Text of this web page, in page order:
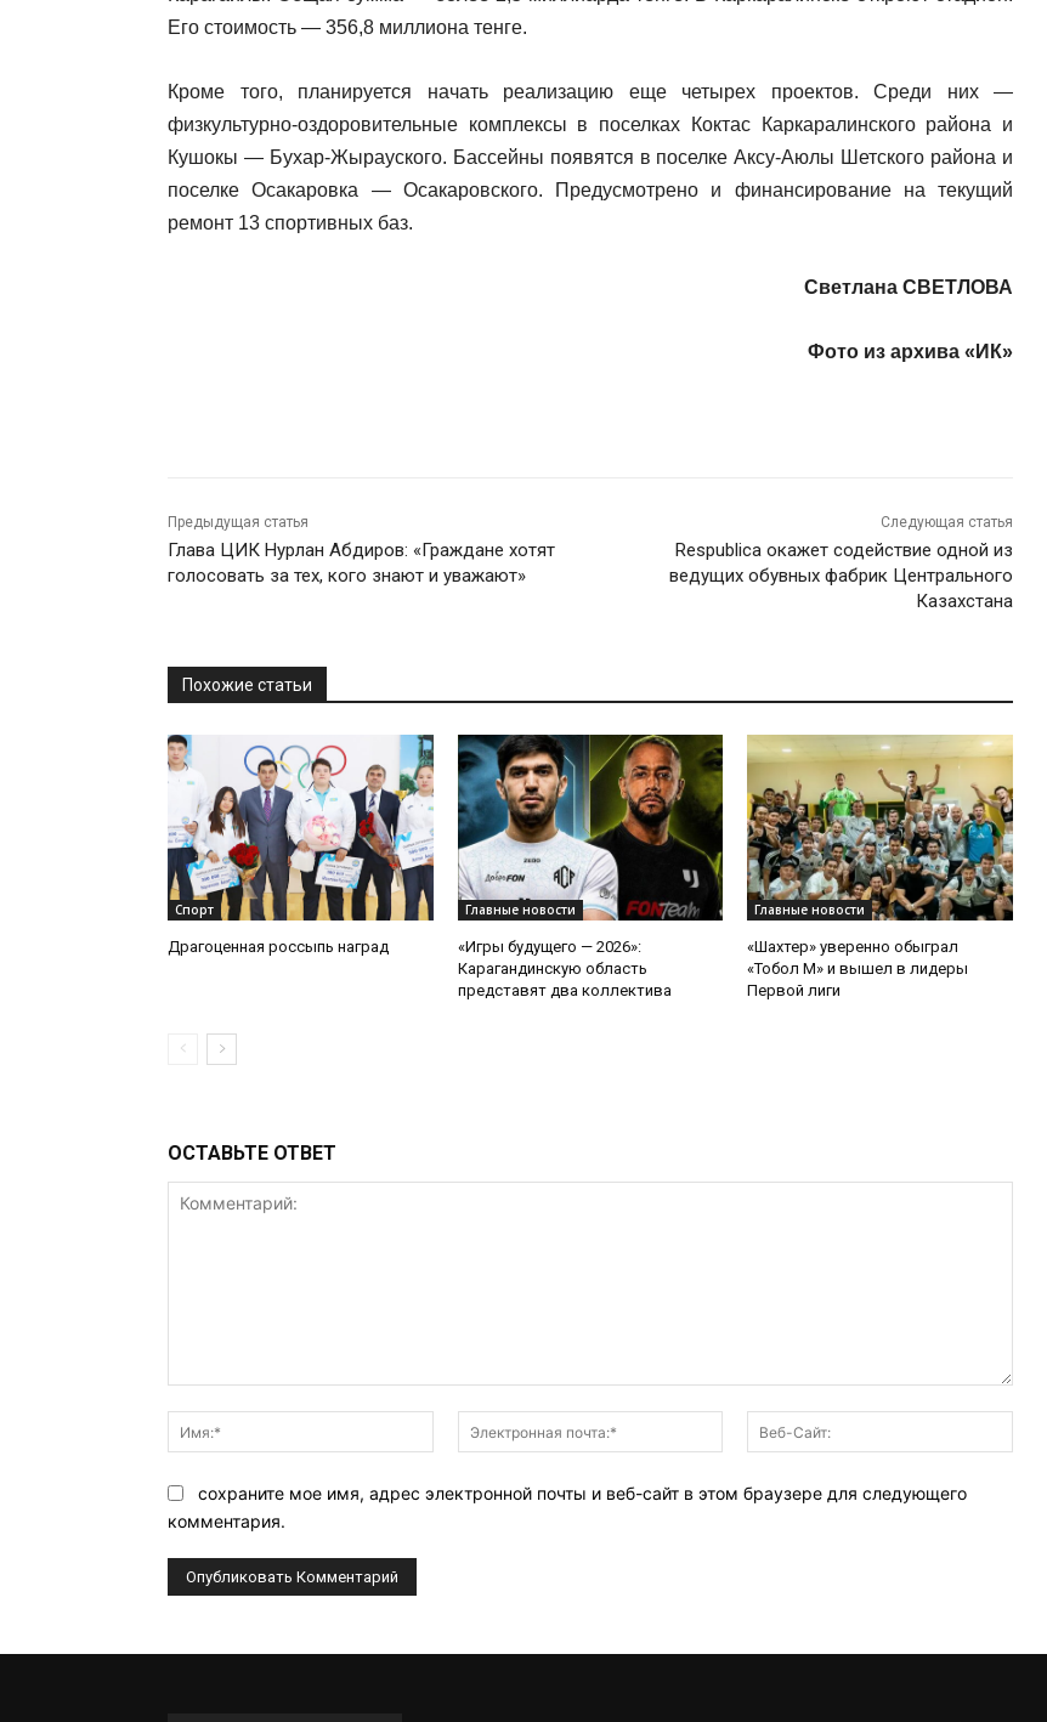
Его стоимость — 356,8 миллиона тенге.
Кроме того, планируется начать реализацию еще четырех проектов. Среди них —
физкультурно-оздоровительные комплексы в поселках Коктас Каркаралинского района и
Кушокы — Бухар-Жырауского. Бассейны появятся в поселке Аксу-Аюлы Шетского района и
поселке Осакаровка — Осакаровского. Предусмотрено и финансирование на текущий
ремонт 13 спортивных баз.
Светлана СВЕТЛОВА
Фото из архива «ИК»
Предыдущая статья
Глава ЦИК Нурлан Абдиров: «Граждане хотят
голосовать за тех, кого знают и уважают»
Следующая статья
Respublica окажет содействие одной из
ведущих обувных фабрик Центрального
Казахстана
Похожие статьи
Спорт
Драгоценная россыпь наград
Главные новости
«Игры будущего — 2026»:
Карагандинскую область
представят два коллектива
Главные новости
«Шахтер» уверенно обыграл
«Тобол М» и вышел в лидеры
Первой лиги
ОСТАВЬТЕ ОТВЕТ
Имя:*
Электронная
почта:*
Сайт:
сохраните мое имя, адрес электронной почты и веб-сайт в этом браузере для следующего
комментария.